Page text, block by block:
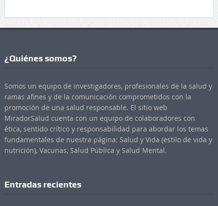
¿Quiénes somos?
Somos un equipo de investigadores, profesionales de la salud y
ramas afines y de la comunicación comprometidos con la
promoción de una salud responsable. El sitio web
MiradorSalud cuenta con un equipo de colaboradores con
ética, sentido crítico y responsabilidad para abordar los temas
fundamentales de nuestra página: Salud y Vida (estilo de vida y
nutrición), Vacunas, Salud Pública y Salud Mental.
Entradas recientes